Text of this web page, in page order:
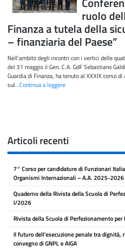
ruolo
Finanza a tutela della
– finanziaria del Paese”
Nell’ambito degli incontri con i vertici delle
del 31 maggio il Gen. C.A. GdF Sebastiano
Guardia di Finanza, ha tenuto al XXXIX corso
sul…Continua a leggere
Articoli recenti
7° Corso per candidature di Funzionari
Organismi Internazionali – A.A. 2025-2026
Quaderno della Rivista della Scuola di
I/2026
Rivista della Scuola di Perfezionamento
Il futuro dell’esecuzione penale tra dignità,
convegno di GNPL e AIGA